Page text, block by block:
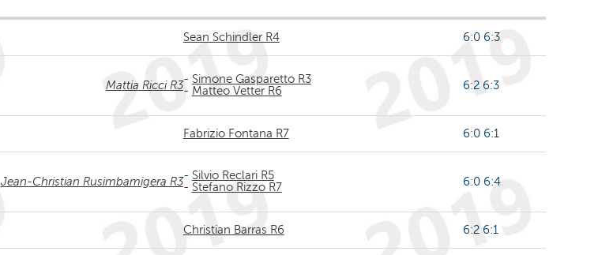
Sean Schindler R4 6:0 6:3
Mattia Ricci R3- Simone Gasparetto R3
- Matteo Vetter R6 6:2 6:3
Fabrizio Fontana R7 6:0 6:1
Jean-Christian Rusimbamigera R3- Silvio Reclari R5
- Stefano Rizzo R7 6:0 6:4
Christian Barras R6 6:2 6:1